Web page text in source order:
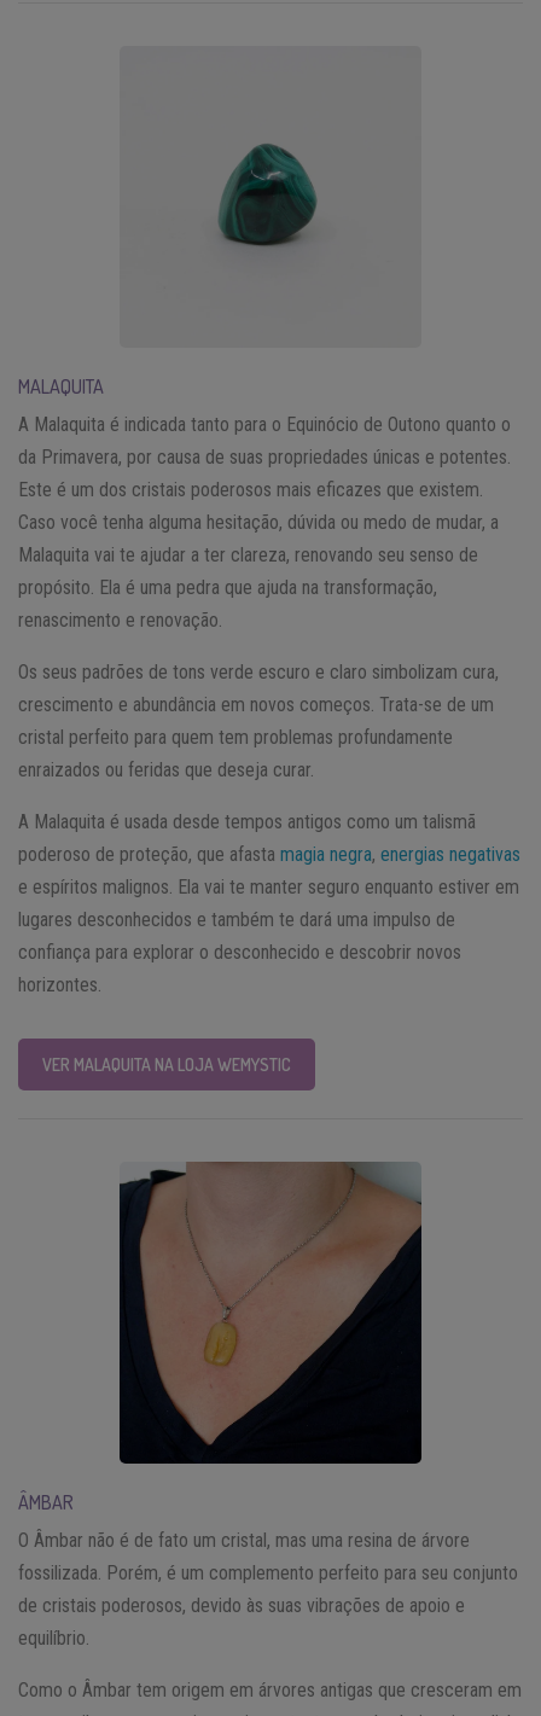
MALAQUITA
A Malaquita é indicada tanto para o Equinócio de Outono quanto o
da Primavera, por causa de suas propriedades únicas e potentes.
Este é um dos cristais poderosos mais eficazes que existem.
Caso você tenha alguma hesitação, dúvida ou medo de mudar, a
Malaquita vai te ajudar a ter clareza, renovando seu senso de
propósito. Ela é uma pedra que ajuda na transformação,
renascimento e renovação.
Os seus padrões de tons verde escuro e claro simbolizam cura,
crescimento e abundância em novos começos. Trata-se de um
cristal perfeito para quem tem problemas profundamente
enraizados ou feridas que deseja curar.
A Malaquita é usada desde tempos antigos como um talismã
poderoso de proteção, que afasta magia negra, energias negativas
e espíritos malignos. Ela vai te manter seguro enquanto estiver em
lugares desconhecidos e também te dará uma impulso de
confiança para explorar o desconhecido e descobrir novos
horizontes.
VER MALAQUITA NA LOJA WEMYSTIC
ÂMBAR
O Âmbar não é de fato um cristal, mas uma resina de árvore
fossilizada. Porém, é um complemento perfeito para seu conjunto
de cristais poderosos, devido às suas vibrações de apoio e
equilíbrio.
Como o Âmbar tem origem em árvores antigas que cresceram em